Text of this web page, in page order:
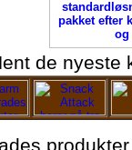
de nyeste